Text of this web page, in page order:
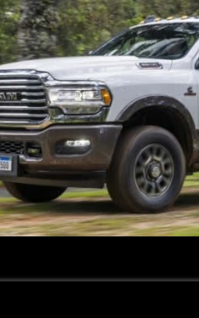
terreno. Experimente
6.7l: são 377 cavalos
de torque.
Leve